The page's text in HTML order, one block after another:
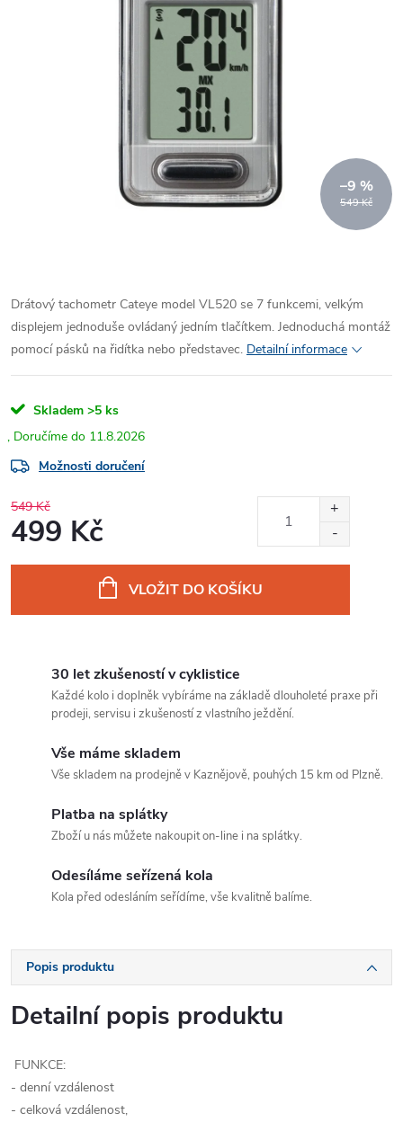
549 Kč
–9 %
Drátový tachometr Cateye model VL520 se 7 funkcemi, velkým
displejem jednoduše ovládaný jedním tlačítkem. Jednoduchá montáž
pomocí pásků na řidítka nebo představec. Detailní informace
Skladem >5 ks
11.8.2026
Možnosti doručení
549 Kč
499 Kč
VLOŽIT DO KOŠÍKU
30 let zkušeností v cyklistice
Každé kolo i doplněk vybíráme na základě dlouholeté praxe při
prodeji, servisu i zkušeností z vlastního ježdění.
Vše máme skladem
Vše skladem na prodejně v Kaznějově, pouhých 15 km od Plzně.
Platba na splátky
Zboží u nás můžete nakoupit on-line i na splátky.
Odesíláme seřízená kola
Kola před odesláním seřídíme, vše kvalitně balíme.
Popis produktu
Detailní popis produktu
FUNKCE:
- denní vzdálenost
- celková vzdálenost,